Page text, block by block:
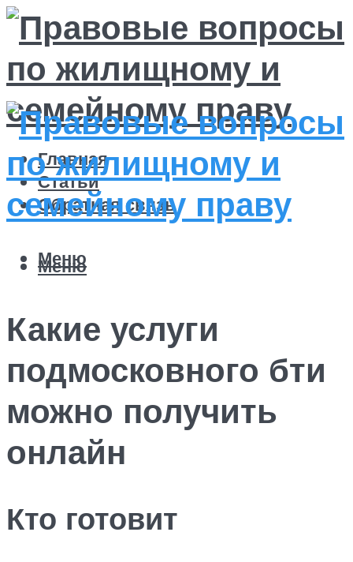
Главная
Статьи
Обратная связь
Меню
Меню
Какие услуги
подмосковного бти
можно получить
онлайн
Кто готовит